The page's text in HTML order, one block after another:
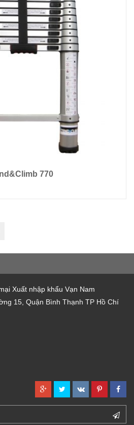
Thêm giỏ hàng
770
Xuất nhập khẩu Vạn Nam
15, Quận Bình Thạnh TP Hồ Chí